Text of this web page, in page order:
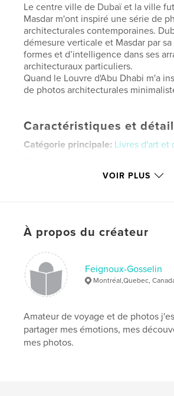
Le centre ville de Dubaï et la ville
Masdar m'ont inspiré une série de
architecturales contemporaines.
démesure verticale et Masdar par
formes et d’intelligence dans ses
architecturaux particuliers.
Quand le Louvre d'Abu Dhabi m'a
de photos architecturales
Caractéristiques et
Catégorie principale: Livres d'art et
LangueFrench
Mots-clés
voyage Dubaï , Abu Dhabi.
VOIR PLUS
À propos du créateur
Feignoux-Gosselin
Montréal,Quebec,
Amateur de voyage et de photos
partager mes émotions, mes
mes photos.